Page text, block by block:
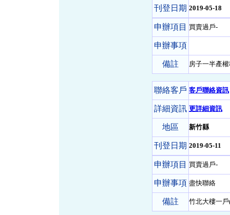
刊登日期 2019-05-18
申辦項目 買賣過戶-
申辦事項
備註 房子一半產
聯絡客戶 客戶聯絡資訊
詳細資訊 更詳細資訊
地區 新竹縣
刊登日期 2019-05-11
申辦項目 買賣過戶-
申辦事項 盡快聯絡
備註 竹北大樓一